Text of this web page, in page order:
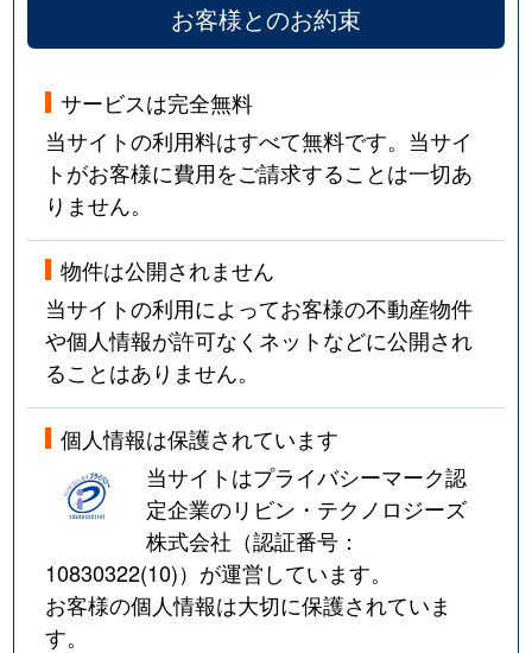
お客様とのお約束
サービスは完全無料
当サイトの利用料はすべて無料です。当サイ
トがお客様に費用をご請求することは一切あ
りません。
物件は公開されません
当サイトの利用によってお客様の不動産物件
や個人情報が許可なくネットなどに公開され
ることはありません。
個人情報は保護されています
当サイトはプライバシーマーク認
定企業のリビン・テクノロジーズ
株式会社（認証番号：
10830322(10)）が運営しています。
お客様の個人情報は大切に保護されていま
す。